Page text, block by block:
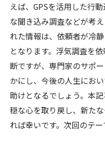
えば、GPSを活用した行
な聞き込み調査などが考
れた情報は、依頼者が冷
となります。浮気調査を
断ですが、専門家のサポ
かにし、今後の人生にお
助けとなるでしょう。本
穏な心を取り戻し、新た
れば幸いです。次回のテ